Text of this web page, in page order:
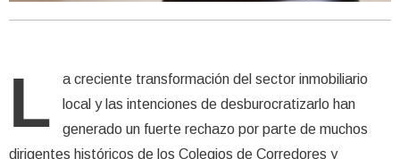
L
a creciente transformación del sector inmobiliario
local y las intenciones de desburocratizarlo han
generado un fuerte rechazo por parte de muchos
dirigentes históricos de los Colegios de Corredores y